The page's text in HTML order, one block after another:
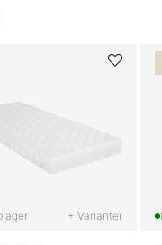
+ Varianter